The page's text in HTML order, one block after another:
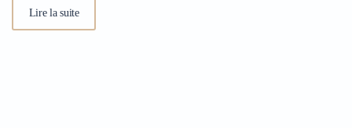
Lire la suite